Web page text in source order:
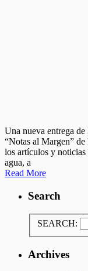
Una nueva entrega de
“Notas al Margen”
los artículos y noticias
agua, a
Read More
Search
SEARCH:
Archives